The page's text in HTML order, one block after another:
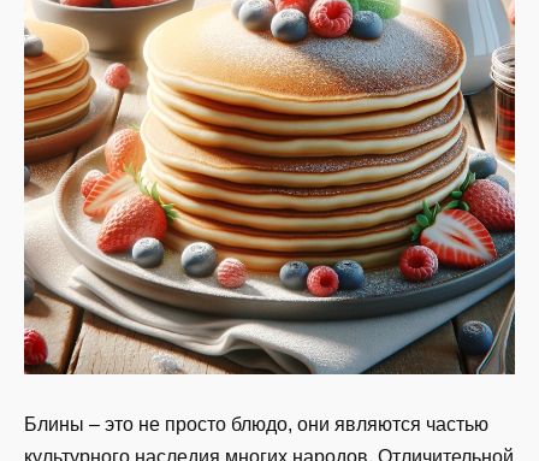
Блины – это не просто блюдо, они являются частью
культурного наследия многих народов. Отличительной